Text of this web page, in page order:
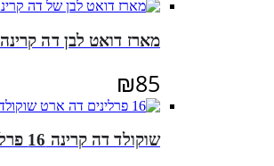
מארז דואט לבן דה קרינה
₪85
שוקולד דה קרינה 16 פרלינים